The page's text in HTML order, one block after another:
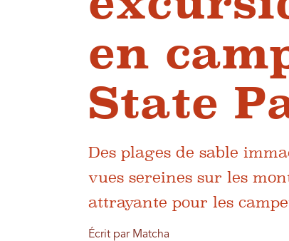
en
State
Des plages de sable
vues sereines sur les
attrayante pour les
Écrit par Matcha